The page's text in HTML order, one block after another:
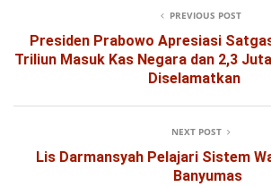
PREVIOUS POST
Presiden Prabowo Apresiasi
Triliun Masuk Kas Negara dan 2,3
Diselamatkan
NEXT POST
Lis Darmansyah Pelajari Sistem
Banyumas